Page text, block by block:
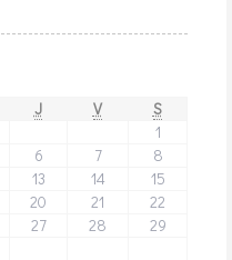
J V
S
1
6 7
8
13 14
15
20 21
22
27 28
29